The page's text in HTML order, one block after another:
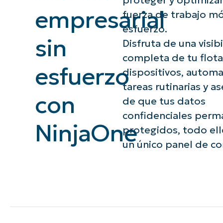
CONTACTO DE VENTAS MIRA UNA
PLATAFORMA
CONTACTO DE VENTAS
CONTACTO DE VENTAS
CONTACTO DE VENTAS
empresarial
sin
esfuerzo
con
NinjaOne
fuerza de trabajo
esfuerzo.
Disfruta de una
completa de tu
dispositivos,
tareas rutinarias y
de que tus datos
confidenciales
protegidos, todo
un único panel de